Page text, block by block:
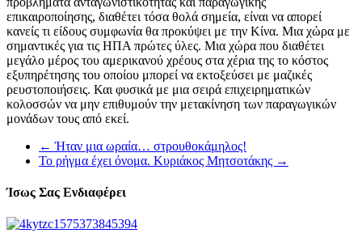
επικαιροποίησης, διαθέτει τόσα θολά σημεία, είναι να απορεί
κανείς τι είδους συμφωνία θα προκύψει με την Κίνα. Μια χώρα με
σημαντικές για τις ΗΠΑ πρώτες ύλες. Μια χώρα που διαθέτει
μεγάλο μέρος του αμερικανού χρέους στα χέρια της το κόστος
εξυπηρέτησης του οποίου μπορεί να εκτοξεύσει με μαζικές
ρευστοποιήσεις. Και φυσικά με μια σειρά επιχειρηματικών
κολοσσών να μην επιθυμούν την μετακίνηση των παραγωγικών
μονάδων τους από εκεί.
← Ήταν μια ωραία… στρουθοκάμηλος!
Το ρήγμα έχει όνομα. Κυριάκος Μητσοτάκης →
Ίσως Σας Ενδιαφέρει